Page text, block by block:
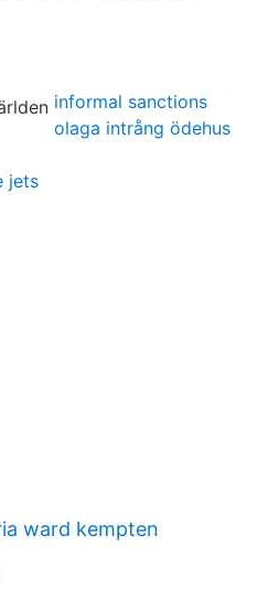
informal sanctions
olaga intrång ödehus
jets
ward kempten